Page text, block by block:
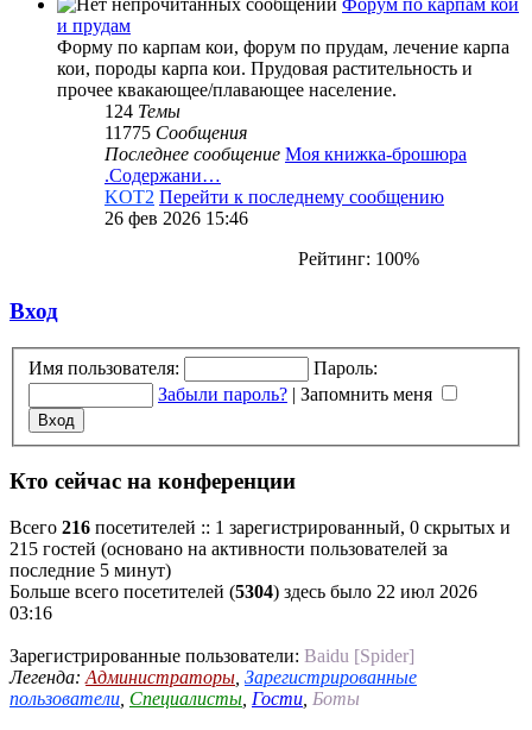
Форум по карпам кои
и прудам
Форму по карпам кои, форум по прудам, лечение карпа
кои, породы карпа кои. Прудовая растительность и
прочее квакающее/плавающее население.
124 Темы
11775 Сообщения
Последнее сообщение Моя книжка-брошюра
.Содержани…
KOT2 Перейти к последнему сообщению
26 фев 2026 15:46
Рейтинг: 100%
Вход
Имя пользователя:
Пароль:
Забыли пароль? | Запомнить меня
Кто сейчас на конференции
Всего 216 посетителей :: 1 зарегистрированный, 0 скрытых и
215 гостей (основано на активности пользователей за
последние 5 минут)
Больше всего посетителей (5304) здесь было 22 июл 2026
03:16
Зарегистрированные пользователи: Baidu [Spider]
Легенда: Администраторы Зарегистрированные
пользователи Специалисты Гости Боты